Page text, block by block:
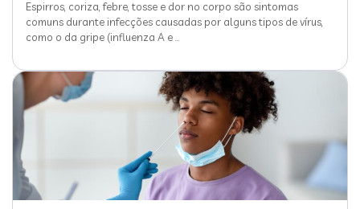
Espirros, coriza, febre, tosse e dor no corpo são sintomas
comuns durante infecções causadas por alguns tipos de vírus,
como o da gripe (influenza A e